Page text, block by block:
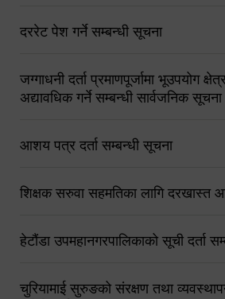
दररेट पेश गर्ने सम्बन्धी सूचना
जग्गाधनी दर्ता प्रमाणपूर्जामा भूउपयोग
अद्यावधिक गर्ने सम्बन्धी सार्वजनिक सूचना
आशय पत्र दर्ता सम्बन्धी सूचना
शिक्षक सरुवा सहमतिका लागि दरखास्त
हेटौंडा उपमहानगरपालिकाको सूची दर्ता
चुरियामाई सुरुङको संरक्षण तथा